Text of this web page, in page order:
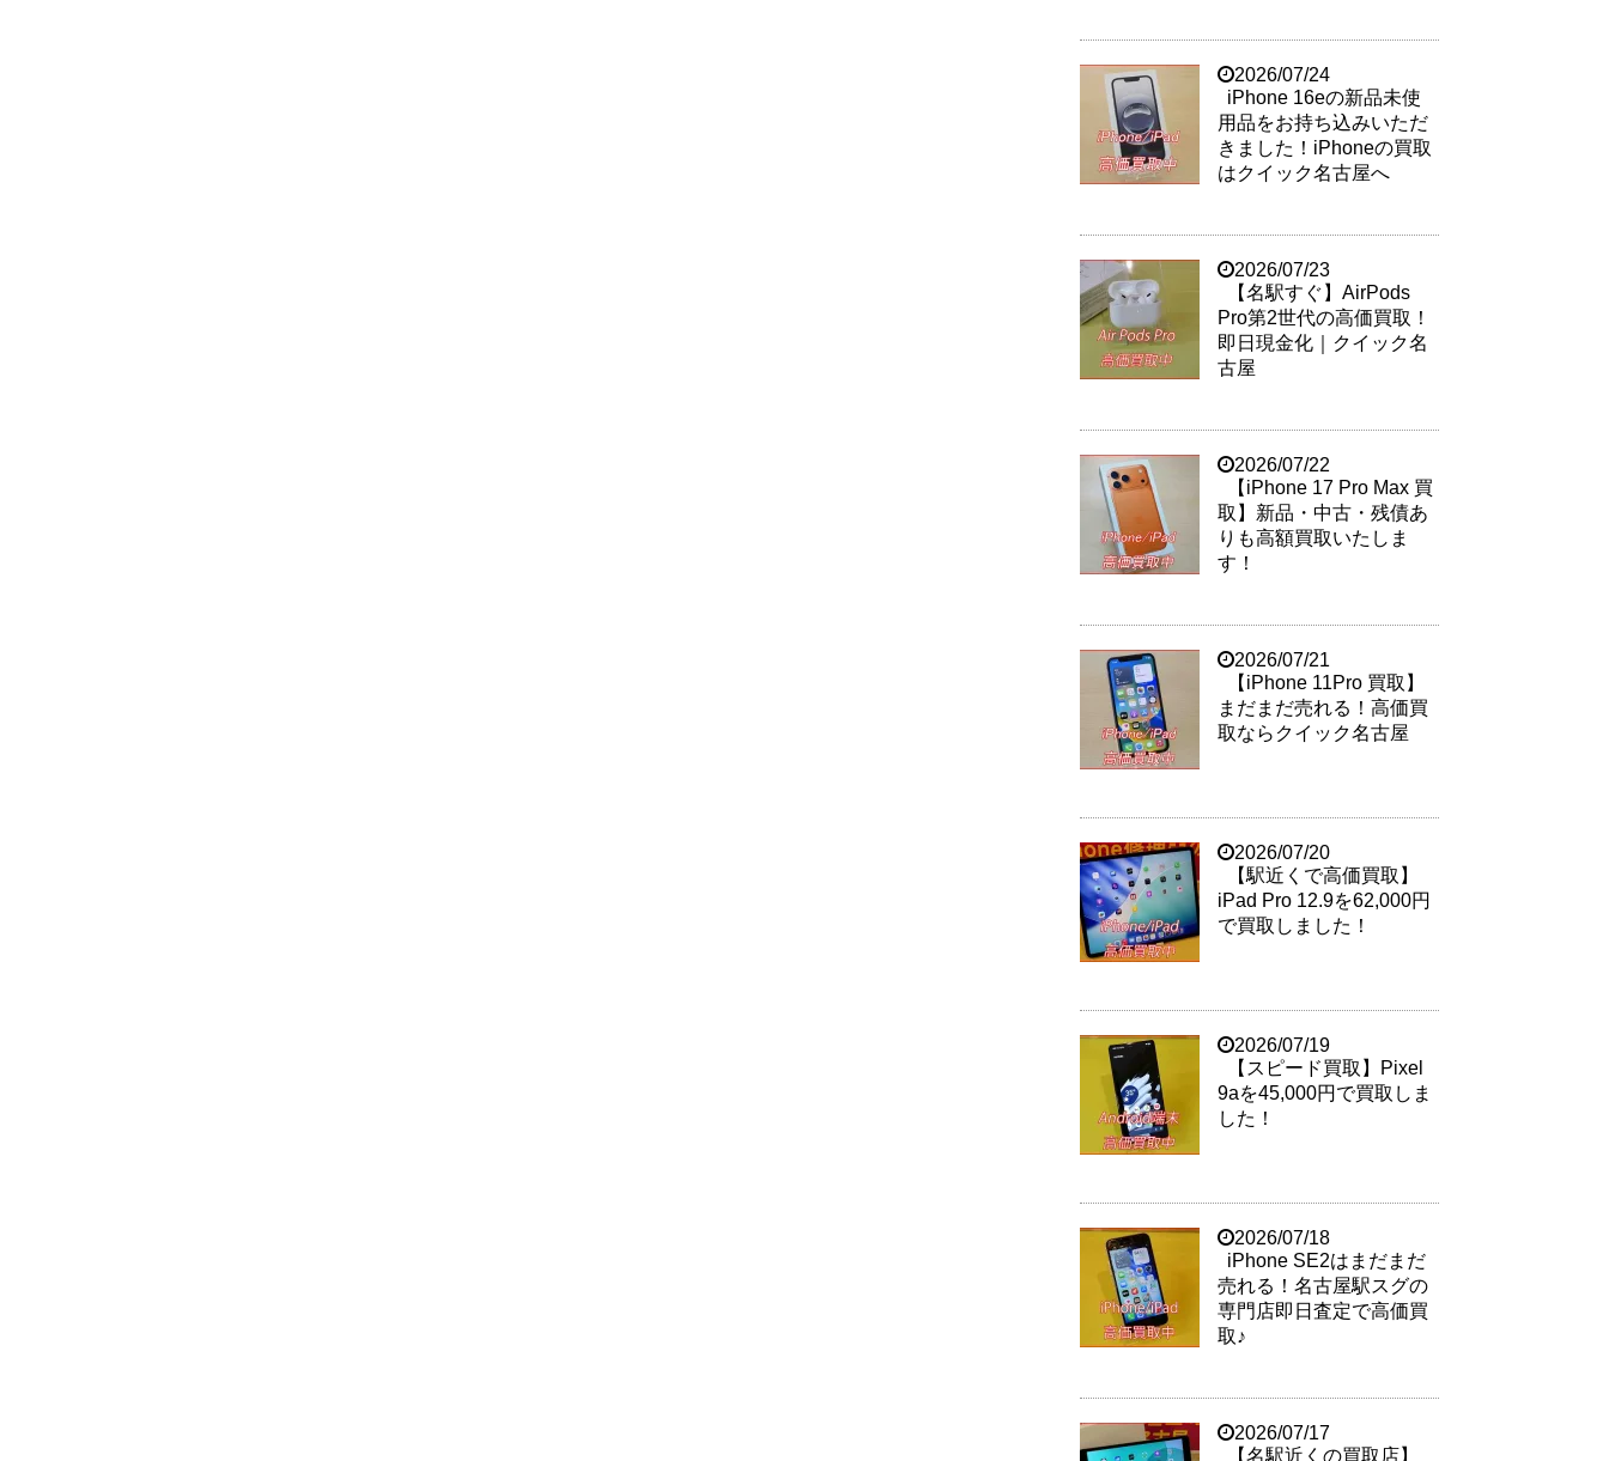
2026/07/24
iPhone 16eの新品未使
用品をお持ち込みいただ
きました！iPhoneの買取
はクイック名古屋へ
2026/07/23
【名駅すぐ】AirPods
Pro第2世代の高価買取！
即日現金化｜クイック名
古屋
2026/07/22
【iPhone 17 Pro Max 買
取】新品・中古・残債あ
りも高額買取いたしま
す！
2026/07/21
【iPhone 11Pro 買取】
まだまだ売れる！高価買
取ならクイック名古屋
2026/07/20
【駅近くで高価買取】
iPad Pro 12.9を62,000円
で買取しました！
2026/07/19
【スピード買取】Pixel
9aを45,000円で買取しま
した！
2026/07/18
iPhone SE2はまだまだ
売れる！名古屋駅スグの
専門店即日査定で高価買
取♪
2026/07/17
【名駅近くの買取店】